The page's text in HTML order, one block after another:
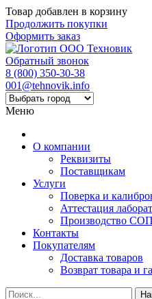
Товар добавлен в корзину
Продолжить покупки
Оформить заказ
Обратный звонок
8 (800) 350-30-38
001@tehnovik.info
Меню
О компании
Реквизиты
Поставщикам
Услуги
Поверка и
Аттестация
Производство
Контакты
Покупателям
Доставка товаров
Возврат товара и